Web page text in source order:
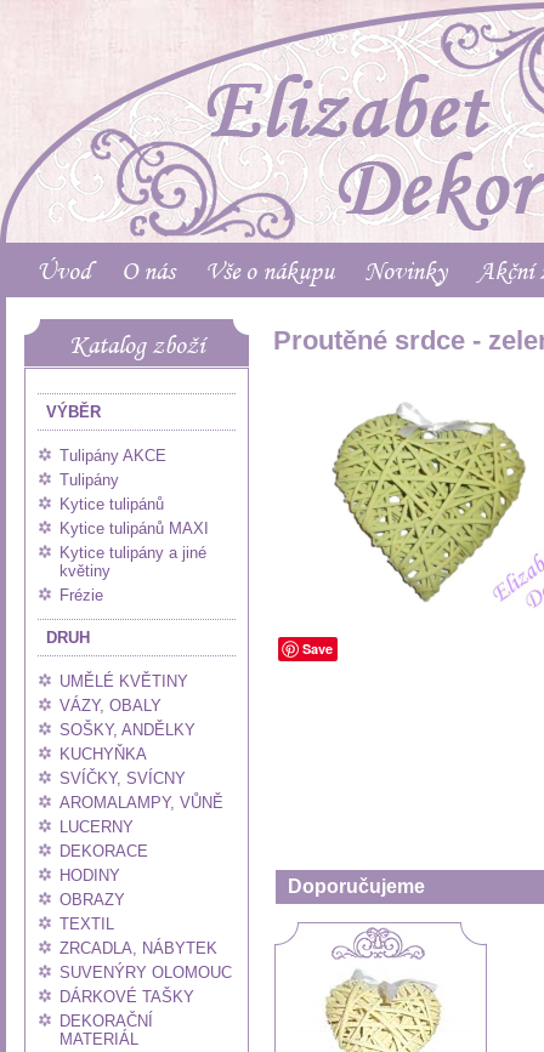
Úvod O nás Vše o nákupu Novinky Akční
Katalog zboží
VÝBĚR
Tulipány AKCE
Tulipány
Kytice tulipánů
Kytice tulipánů MAXI
Kytice tulipány a jiné
květiny
Frézie
DRUH
UMĚLÉ KVĚTINY
VÁZY, OBALY
SOŠKY, ANDĚLKY
KUCHYŇKA
SVÍČKY, SVÍCNY
AROMALAMPY, VŮNĚ
LUCERNY
DEKORACE
HODINY
OBRAZY
TEXTIL
ZRCADLA, NÁBYTEK
SUVENÝRY OLOMOUC
DÁRKOVÉ TAŠKY
DEKORAČNÍ
MATERIÁL
Proutěné srdce -
Save
Doporučujeme